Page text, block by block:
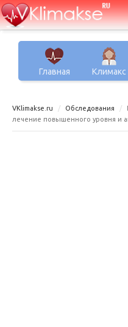
Главная Климакс
VKlimakse.ru Обследования
лечение повышенного уровня и